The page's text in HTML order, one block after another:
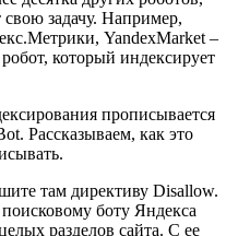
задачу. Например,
YandexMarket –
который индексирует
прописывается
Рассказываем, как это
там директиву Disallow.
боту Яндекса
разделов сайта. С ее